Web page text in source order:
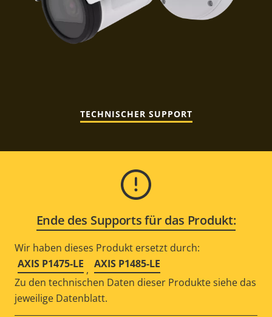
TECHNISCHER SUPPORT
Ende des Supports für das Produkt:
Wir haben dieses Produkt ersetzt durch:
AXIS P1475-LE , AXIS P1485-LE
Zu den technischen Daten dieser Produkte siehe das
jeweilige Datenblatt.